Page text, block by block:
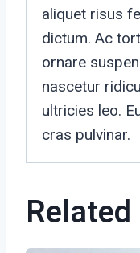
aliquet risus
dictum. Ac
ornare
nascetur
ultricies leo.
cras pulvinar.